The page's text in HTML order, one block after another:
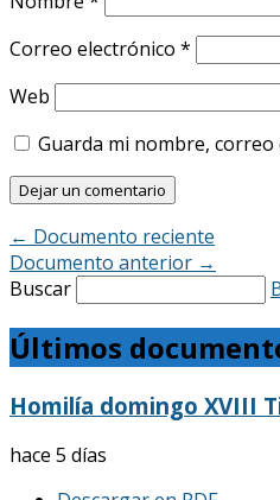
Correo electrónico *
Web
Guarda mi nombre,
← Documento reciente
Documento anterior →
Buscar
Últimos
Homilía domingo XVIII
hace 5 días